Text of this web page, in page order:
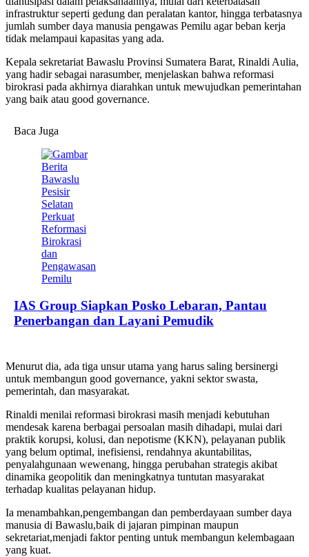
infrastruktur seperti gedung dan peralatan kantor, hingga terbatasnya
jumlah sumber daya manusia pengawas Pemilu agar beban kerja
tidak melampaui kapasitas yang ada.
Kepala sekretariat Bawaslu Provinsi Sumatera Barat, Rinaldi Aulia,
yang hadir sebagai narasumber, menjelaskan bahwa reformasi
birokrasi pada akhirnya diarahkan untuk mewujudkan pemerintahan
yang baik atau good governance.
Baca Juga
IAS Group Siapkan Posko Lebaran, Pantau
Penerbangan dan Layani Pemudik
Menurut dia, ada tiga unsur utama yang harus saling bersinergi
untuk membangun good governance, yakni sektor swasta,
pemerintah, dan masyarakat.
Rinaldi menilai reformasi birokrasi masih menjadi kebutuhan
mendesak karena berbagai persoalan masih dihadapi, mulai dari
praktik korupsi, kolusi, dan nepotisme (KKN), pelayanan publik
yang belum optimal, inefisiensi, rendahnya akuntabilitas,
penyalahgunaan wewenang, hingga perubahan strategis akibat
dinamika geopolitik dan meningkatnya tuntutan masyarakat
terhadap kualitas pelayanan hidup.
Ia menambahkan,pengembangan dan pemberdayaan sumber daya
manusia di Bawaslu,baik di jajaran pimpinan maupun
sekretariat,menjadi faktor penting untuk membangun kelembagaan
yang kuat.